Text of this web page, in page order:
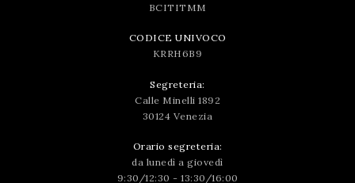
BCITITMM
CODICE UNIVOCO
KRRH6B9
Segreteria:
Calle Minelli 1892
30124 Venezia
Orario segreteria:
da lunedì a giovedì
9:30/12:30 - 13:30/16:00